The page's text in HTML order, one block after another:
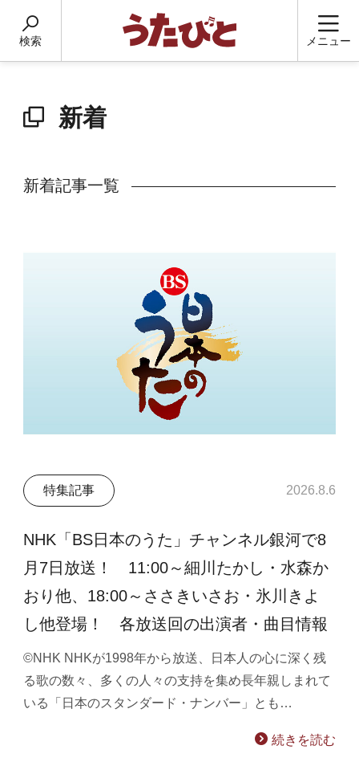
検索 メニュー
新着
新着記事一覧
特集記事 2026.8.6
NHK「BS日本のうた」チャンネル銀河で8
月7日放送！ 11:00～細川たかし・水森か
おり他、18:00～ささきいさお・氷川きよ
し他登場！ 各放送回の出演者・曲目情報
©NHK NHKが1998年から放送、日本人の心に深く残
る歌の数々、多くの人々の支持を集め長年親しまれて
いる「日本のスタンダード・ナンバー」とも…
続きを読む